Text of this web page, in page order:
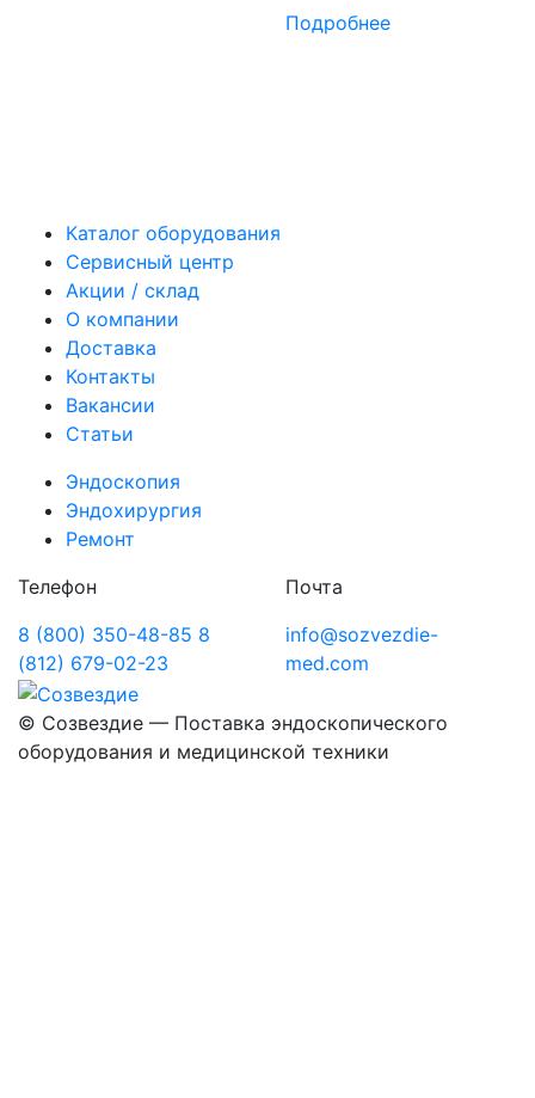
Подробнее
Каталог оборудования
Сервисный центр
Акции / склад
О компании
Доставка
Контакты
Вакансии
Статьи
Эндоскопия
Эндохирургия
Ремонт
Телефон
8 (800) 350-48-85 8
(812) 679-02-23
Почта
info@sozvezdie-
med.com
© Созвездие — Поставка эндоскопического
оборудования и медицинской техники